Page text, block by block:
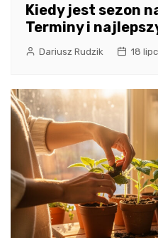
Kiedy jest sezon
Terminy i
Dariusz Rudzik 18